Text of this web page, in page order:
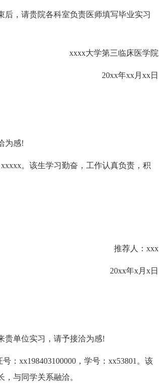
，请贵院各科室负责医师填写毕业实习
xxxx大学第三临床医学院
20xx年xx月xx日
为感!
。该生学习勤奋，工作认真负责，积
推荐人：xxx
20xx年x月x日
贵单位实习，请予接洽为感!
：xx198403100000，学号：xx53801。该
与同学关系融洽。